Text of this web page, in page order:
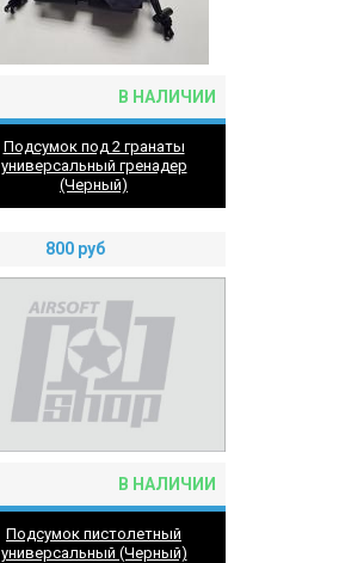
В НАЛИЧИИ
Подсумок под 2 гранаты
универсальный гренадер
(Черный)
800 руб
В НАЛИЧИИ
Подсумок пистолетный
универсальный (Черный)